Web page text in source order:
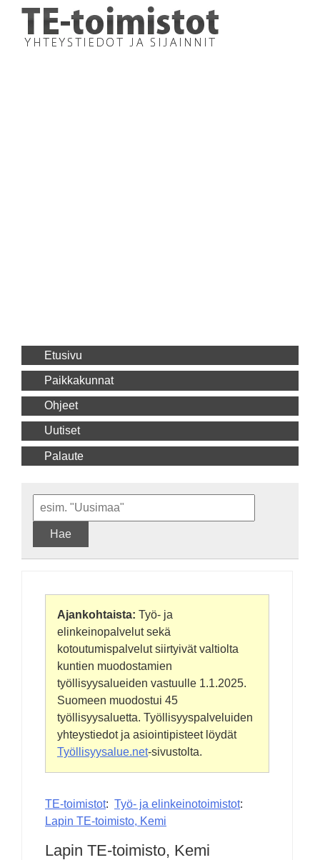
Etusivu
Paikkakunnat
Ohjeet
Uutiset
Palaute
Hae
Ajankohtaista: Työ- ja
elinkeinopalvelut sekä
kotoutumispalvelut siirtyivät valtiolta
kuntien muodostamien
työllisyysalueiden vastuulle 1.1.2025.
Suomeen muodostui 45
työllisyysaluetta. Työllisyyspalveluiden
yhteystiedot ja asiointipisteet löydät
Työllisyysalue.net-sivustolta.
TE-toimistot
Työ- ja elinkeinotoimistot
Lapin TE-toimisto, Kemi
Lapin TE-toimisto, Kemi